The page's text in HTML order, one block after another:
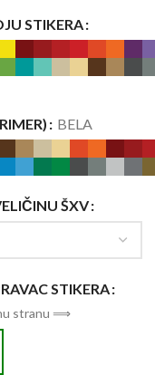
STIKERA
BELA
ŠXV
STIKERA
stranu ⟹